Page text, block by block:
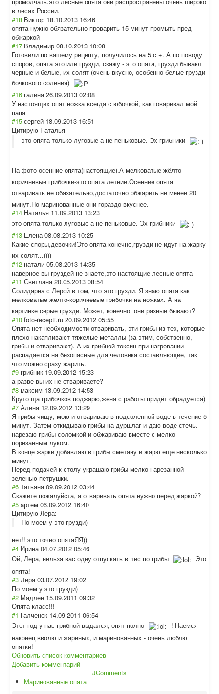
в лесах России.
#18 Виктор 18.10.2013 16:46
опята нужно обязательно проварить 15 минут промыть пред
обжаркой
#17 Владимир 08.10.2013 10:08
Готовили по вашему рецепту, получилось на 5 с +. А по поводу
споров, опята это или грузди, скажу - это опята, грузди бывают
черные и белые, их солят (очень вкусно, особенно белые грузди
бочкового соления)
#16 галина 26.09.2013 02:08
У настоящих опят ножка всегда с юбочкой, как говаривал мой
папа
#15 сергей 18.09.2013 16:51
Цитирую Наталья:
это опята только луговые а не пеньковые. Эх грибники
На фото осенние опята(настоящие).А мелковатые жёлто-
коричневые грибочки-это опята летние.Осенние опята
отваривать не обязательно,достаточно обжарить не менее 20
минут.Но маринованные они гораздо вкуснее.
#14 Наталья 11.09.2013 13:23
это опята только луговые а не пеньковые. Эх грибники
#13 Елена 08.08.2013 10:25
Какие споры,девочки!Это опята конечно,грузди не идут на жарку
их солят...))))
#12 натали 05.08.2013 14:35
наверное вы груздей не знаете,это настоящие лесные опята
#11 Светлана 20.05.2013 08:54
Солидарна с Лерой в том, что это грузди. Я знаю опята как
мелковатые желто-коричневые грибочки на ножках. А на
картинке серые грузди. Может, конечно, они разные бывают?
#10 foto-recepti.ru 20.09.2012 05:55
Опята нет необходимости отваривать, эти грибы из тех, которые
плохо накапливают тяжелые металлы (за этим, собственно,
грибы и отваривают). А их грибной токсин при нагревании
распадается на безопасные для человека составляющие, так
что можно сразу жарить.
#9 грибник 19.09.2012 15:23
а разве вы их не отвариваете?
#8 максим 13.09.2012 14:53
Круто ща грибочков поджарю,жена с работы придёт обрадуется)
#7 Алена 12.09.2012 13:29
Я грибы чищу, мою и отвариваю в подсоленной воде в течение 5
минут. Затем откидываю грибы на дуршлаг и даю воде стечь.
нарезаю грибы соломкой и обжариваю вместе с мелко
порезанным луком.
В конце жарки добавляю в грибы сметану и жарю еще несколько
минут.
Перед подачей к столу украшаю грибы мелко нарезанной
зеленью петрушки.
#6 Татьяна 09.09.2012 03:44
Скажите пожалуйста, а отваривать опята нужно перед жаркой?
#5 артем 06.09.2012 16:40
Цитирую Лера:
По моем у это грузди)
нет!! это точно опятаЯЯ))
#4 Ирина 04.07.2012 05:46
Ой, Лера, нельзя вас одну отпускать в лес по грибы
Это
опята!
#3 Лера 03.07.2012 19:02
По моем у это грузди)
#2 Мадлен 15.09.2011 09:32
Опята класс!!!
#1 Галченок 14.09.2011 06:54
Этот год у нас грибной выдался, опят полно
! Наемся
наконец вволю и жареных, и маринованных - очень люблю
опятки!
Обновить список комментариев
Добавить комментарий
JComments
Маринованные опята